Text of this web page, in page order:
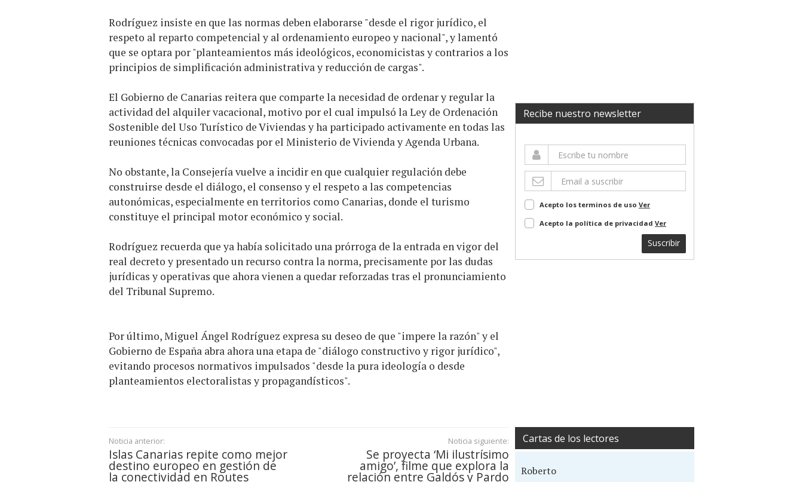
Rodríguez insiste en que las normas deben elaborarse "desde el rigor jurídico, el
respeto al reparto competencial y al ordenamiento europeo y nacional", y lamentó
que se optara por "planteamientos más ideológicos, economicistas y contrarios a los
principios de simplificación administrativa y reducción de cargas".
El Gobierno de Canarias reitera que comparte la necesidad de ordenar y regular la
actividad del alquiler vacacional, motivo por el cual impulsó la Ley de Ordenación
Sostenible del Uso Turístico de Viviendas y ha participado activamente en todas las
reuniones técnicas convocadas por el Ministerio de Vivienda y Agenda Urbana.
No obstante, la Consejería vuelve a incidir en que cualquier regulación debe
construirse desde el diálogo, el consenso y el respeto a las competencias
autonómicas, especialmente en territorios como Canarias, donde el turismo
constituye el principal motor económico y social.
Rodríguez recuerda que ya había solicitado una prórroga de la entrada en vigor del
real decreto y presentado un recurso contra la norma, precisamente por las dudas
jurídicas y operativas que ahora vienen a quedar reforzadas tras el pronunciamiento
del Tribunal Supremo.
Por último, Miguel Ángel Rodríguez expresa su deseo de que "impere la razón" y el
Gobierno de España abra ahora una etapa de "diálogo constructivo y rigor jurídico",
evitando procesos normativos impulsados "desde la pura ideología o desde
planteamientos electoralistas y propagandísticos".
Noticia anterior:
Islas Canarias repite como mejor
destino europeo en gestión de
la conectividad en Routes
Noticia siguiente:
Se proyecta ‘Mi ilustrísimo
amigo’, filme que explora la
relación entre Galdós y Pardo
Recibe nuestro newsletter
Acepto los terminos de uso Ver
Acepto la política de privacidad Ver
Suscribir
Cartas de los lectores
Roberto